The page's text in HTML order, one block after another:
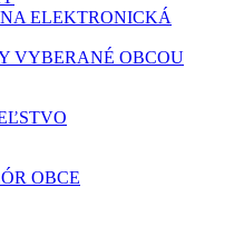
ELEKTRONICKÁ
VYBERANÉ OBCOU
OBCE